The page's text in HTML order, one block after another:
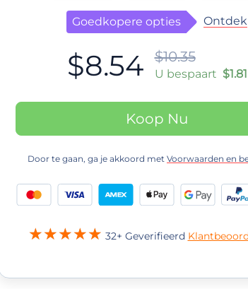
Goedkopere opties Ontdek
$8.54 $10.35
U bespaart $1.81
Koop Nu
Door te gaan, ga je akkoord met Voorwaarden en
32+ Geverifieerd